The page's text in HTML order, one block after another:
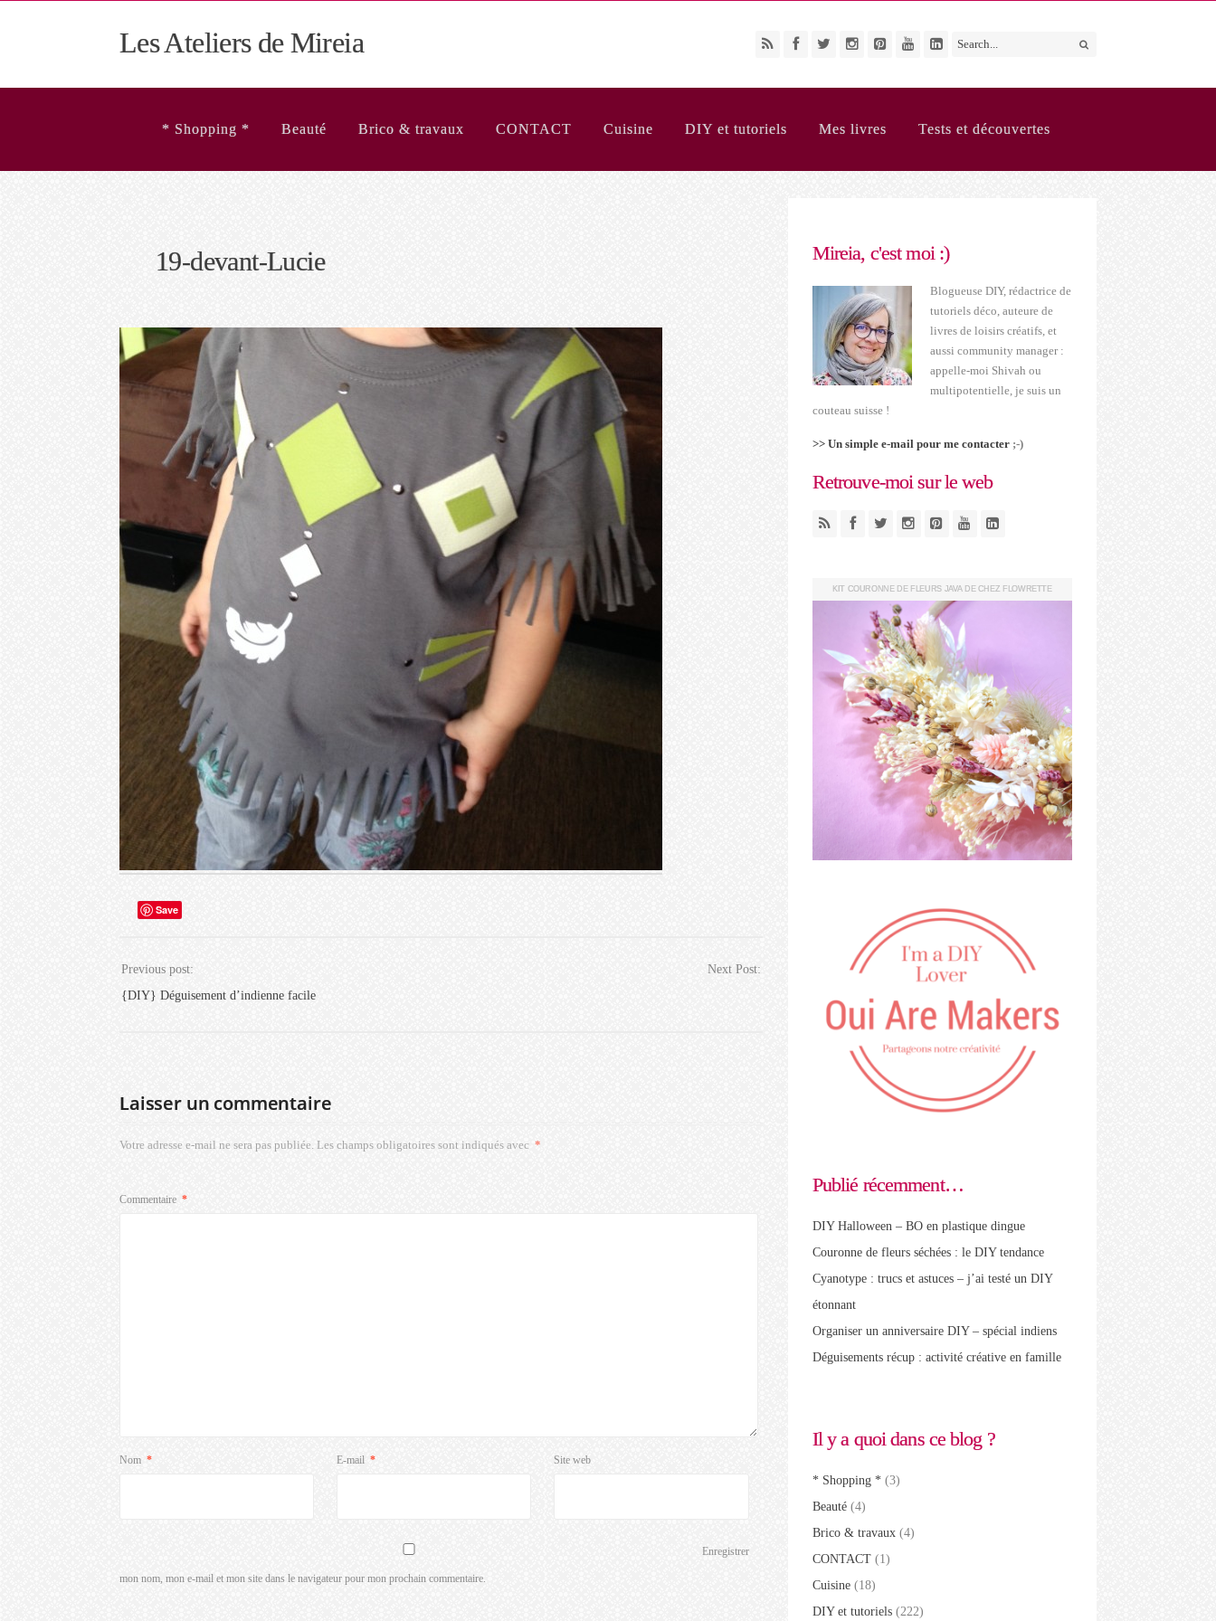
Les Ateliers de Mireia
* Shopping * Beauté Brico & travaux CONTACT Cuisine DIY et tutoriels Mes livres Tests et découvertes
19-devant-Lucie
Save
Previous post:
{DIY} Déguisement d’indienne facile
Next Post:
Laisser un commentaire
Votre adresse e-mail ne sera pas publiée. Les champs obligatoires sont indiqués avec *
Commentaire *
Nom * E-mail * Site web
Enregistrer
mon nom, mon e-mail et mon site dans le navigateur pour mon prochain commentaire.
Mireia, c'est moi :)
Blogueuse DIY, rédactrice de
tutoriels déco, auteure de
livres de loisirs créatifs, et
aussi community manager :
appelle-moi Shivah ou
multipotentielle, je suis un
couteau suisse !
>> Un simple e-mail pour me contacter;-)
Retrouve-moi sur le web
KIT COURONNE DE FLEURS JAVA DE CHEZ FLOWRETTE
Publié récemment…
DIY Halloween – BO en plastique dingue
Couronne de fleurs séchées : le DIY tendance
Cyanotype : trucs et astuces – j’ai testé un DIY
étonnant
Organiser un anniversaire DIY – spécial indiens
Déguisements récup : activité créative en famille
Il y a quoi dans ce blog ?
* Shopping *(3)
Beauté(4)
Brico & travaux(4)
CONTACT(1)
Cuisine(18)
DIY et tutoriels(222)